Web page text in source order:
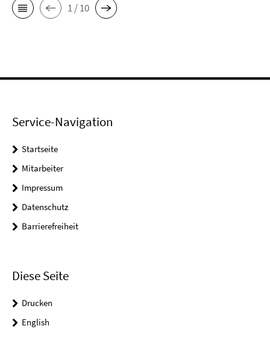
1 / 10
Service-Navigation
Startseite
Mitarbeiter
Impressum
Datenschutz
Barrierefreiheit
Diese Seite
Drucken
English